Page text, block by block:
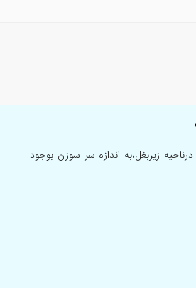
روی پوستم درناحیه زیربغل،به اندازه سر سوزن بوجود